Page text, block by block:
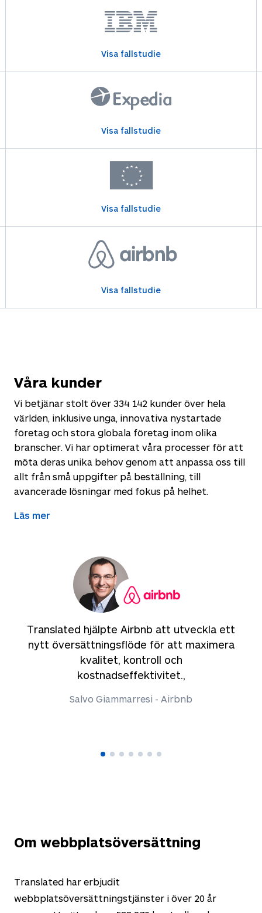
Visa fallstudie
Visa fallstudie
Visa fallstudie
Visa fallstudie
Translated hjälpte Airbnb att utveckla ett
nytt översättningsflöde för att maximera
kvalitet, kontroll och
kostnadseffektivitet.,
Salvo Giammarresi - Airbnb
Våra kunder
Vi betjänar stolt över 334 142 kunder över hela
världen, inklusive unga, innovativa nystartade
företag och stora globala företag inom olika
branscher. Vi har optimerat våra processer för att
möta deras unika behov genom att anpassa oss till
allt från små uppgifter på beställning, till
avancerade lösningar med fokus på helhet.
Läs mer
Om webbplatsöversättning
Translated har erbjudit
webbplatsöversättningstjänster i över 20 år